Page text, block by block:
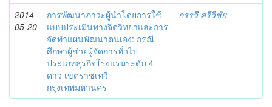
2014-
05-20
การพัฒนาภาวะผู้นำโดยการใช้
แบบประเมินทางจิตวิทยาและการ
จัดทำแผนพัฒนาตนเอง: กรณี
ศึกษาผู้ช่วยผู้จัดการทั่วไป
ประเภทธุรกิจโรงแรมระดับ 4
ดาว เขตราชเทวี
กรุงเทพมหานคร
กรรวี ศรีวิชัย